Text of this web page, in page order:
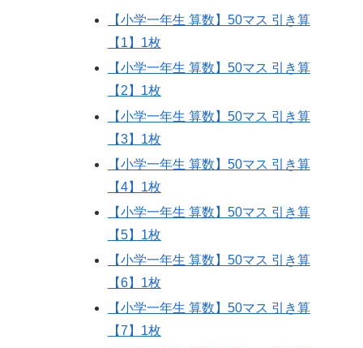
【小学一年生 算数】50マス 引き算
【1】1枚
【小学一年生 算数】50マス 引き算
【2】1枚
【小学一年生 算数】50マス 引き算
【3】1枚
【小学一年生 算数】50マス 引き算
【4】1枚
【小学一年生 算数】50マス 引き算
【5】1枚
【小学一年生 算数】50マス 引き算
【6】1枚
【小学一年生 算数】50マス 引き算
【7】1枚